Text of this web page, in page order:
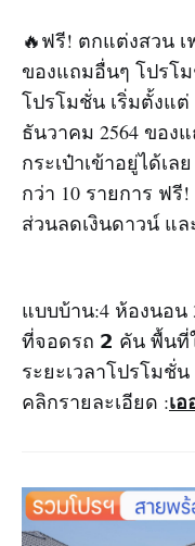
🔥ฟรี! ตกแต่งสวน เ
ของแถมอื่นๆ โปรโม
โปรโมชั่น เริ่มตั้งแต่
ธันวาคม 2564 ขอ
กระเป๋าเข้าอยู่ได้เ
กว่า 10 รายการ ฟ
ส่วนลดเงินดาวน์ แ
แบบบ้าน:4 ห้องนอน
ที่จอดรถ 𝟮 คัน พื้นที่
ระยะเวลาโปรโมชั่น
คลิกรายละเอียด :เ